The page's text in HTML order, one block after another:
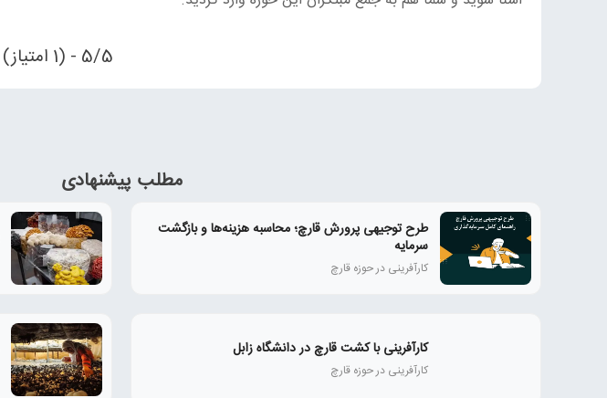
5/5 - (1 امتیاز)
مطلب پیشنهادی
طرح توجیهی پرورش قارچ؛ محاسبه هزینه‌ها و بازگشت
سرمایه
کارآفرینی در حوزه قارچ
کارآفرینی با کشت قارچ در دانشگاه زابل
کارآفرینی در حوزه قارچ